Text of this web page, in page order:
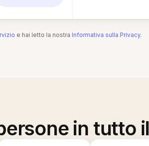
e hai letto la nostra Informativa sulla Privacy.
in tutto